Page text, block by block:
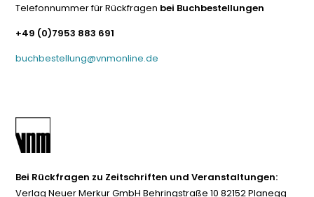
Telefonnummer für Rückfragen bei Buchbestellungen
+49 (0)7953 883 691
buchbestellung@vnmonline.de
Bei Rückfragen zu Zeitschriften und Veranstaltungen:
Verlag Neuer Merkur GmbH Behringstraße 10 82152 Planegg